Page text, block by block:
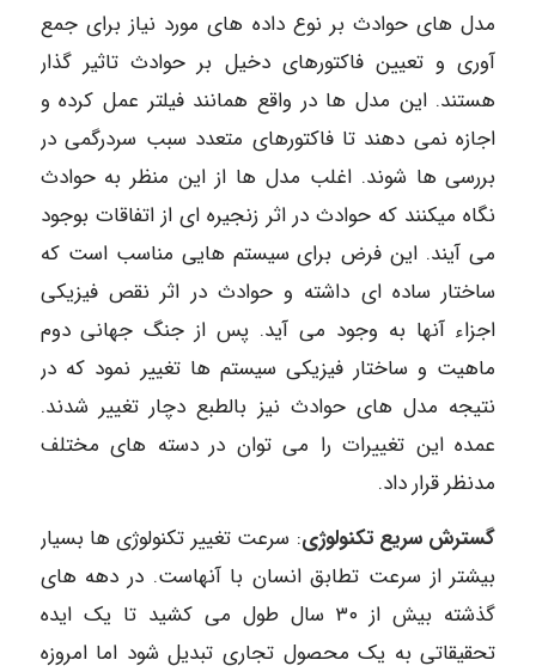
مدل های حوادث بر نوع داده های مورد نیاز برای جمع
آوری و تعیین فاکتورهای دخیل بر حوادث تاثیر گذار
هستند. این مدل ها در واقع همانند فیلتر عمل کرده و
اجازه نمی دهند تا فاکتورهای متعدد سبب سردرگمی در
بررسی ها شوند. اغلب مدل ها از این منظر به حوادث
نگاه میکنند که حوادث در اثر زنجیره ای از اتفاقات بوجود
می آیند. این فرض برای سیستم هایی مناسب است که
ساختار ساده ای داشته و حوادث در اثر نقص فیزیکی
اجزاء آنها به وجود می آید. پس از جنگ جهانی دوم
ماهیت و ساختار فیزیکی سیستم ها تغییر نمود که در
نتیجه مدل های حوادث نیز بالطبع دچار تغییر شدند.
عمده این تغییرات را می توان در دسته های مختلف
مدنظر قرار داد.
گسترش سریع تکنولوژی: سرعت تغییر تکنولوژی ها بسیار
بیشتر از سرعت تطابق انسان با آنهاست. در دهه های
گذشته بیش از ۳۰ سال طول می کشید تا یک ایده
تحقیقاتی به یک محصول تجاری تبدیل شود اما امروزه